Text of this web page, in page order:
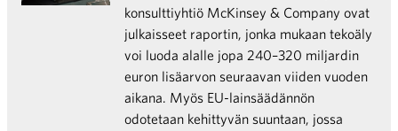
konsulttiyhtiö McKinsey & Company ovat
julkaisseet raportin, jonka mukaan tekoäly
voi luoda alalle jopa 240–320 miljardin
euron lisäarvon seuraavan viiden vuoden
aikana. Myös EU-lainsäädännön
odotetaan kehittyvän suuntaan, jossa